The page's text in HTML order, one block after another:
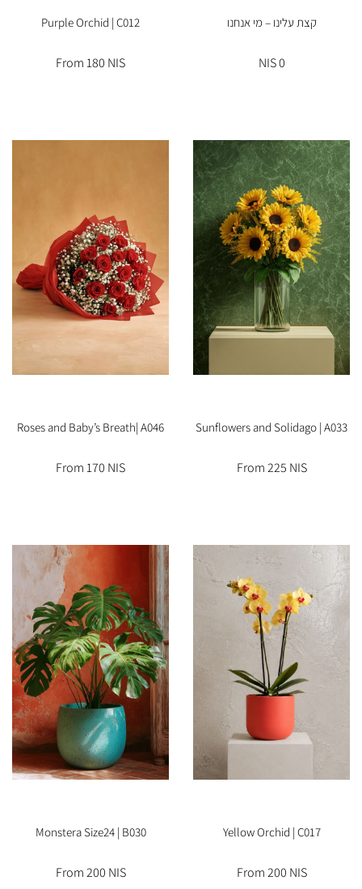
קצת עלינו – מי אנחנו
0 NIS
Purple Orchid | C012
From 180 NIS
Sunflowers and Solidago | A033
From 225 NIS
Roses and Baby’s Breath| A046
From 170 NIS
Yellow Orchid | C017
From 200 NIS
Monstera Size24 | B030
From 200 NIS